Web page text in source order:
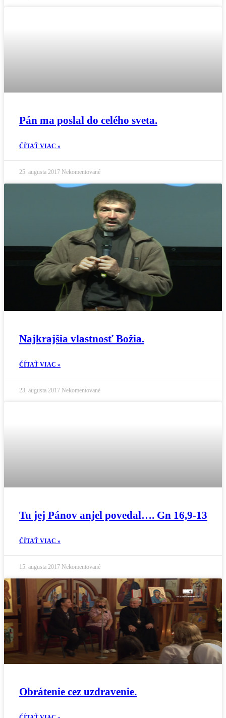
Pán ma poslal do celého sveta.
ČÍTAŤ VIAC »
25. augusta 2017 Nekomentované
Najkrajšia vlastnosť Božia.
ČÍTAŤ VIAC »
23. augusta 2017 Nekomentované
Tu jej Pánov anjel povedal…. Gn 16,9-13
ČÍTAŤ VIAC »
15. augusta 2017 Nekomentované
Obrátenie cez uzdravenie.